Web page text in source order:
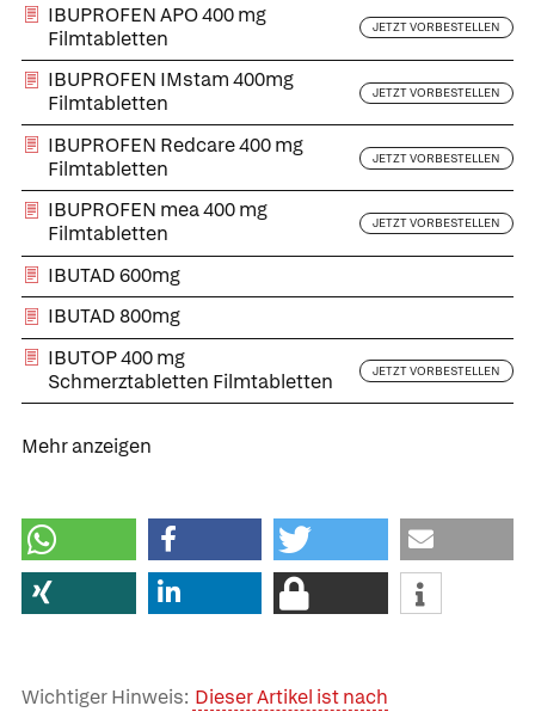
IBUPROFEN APO 400 mg
Filmtabletten
JETZT VORBESTELLEN
IBUPROFEN IMstam 400mg
Filmtabletten
JETZT VORBESTELLEN
IBUPROFEN Redcare 400 mg
Filmtabletten
JETZT VORBESTELLEN
IBUPROFEN mea 400 mg
Filmtabletten
JETZT VORBESTELLEN
IBUTAD 600mg
IBUTAD 800mg
IBUTOP 400 mg
Schmerztabletten Filmtabletten
JETZT VORBESTELLEN
Mehr anzeigen
Wichtiger Hinweis: Dieser Artikel ist nach